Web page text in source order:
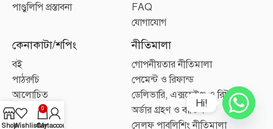
পাণ্ডুলিপি প্রস্তাবনা
FAQ
যোগাযোগ
কেনাকাটা/শপিং
বই
পাঠরুচি
আলোচিত
লেখক
প্যাকেজ
নীতিমালা
গোপনীয়তার নীতিমালা
পেমেন্ট ও রিফান্ড
ডেলিভারি, এক্সচেইঞ্জ ও রিটার্ন
অর্ডার গ্রহণ ও বাতিল
সেলফ পাবলিশিং নীতিমালা
ShopWishlist
0
Cart
My account
Hi!